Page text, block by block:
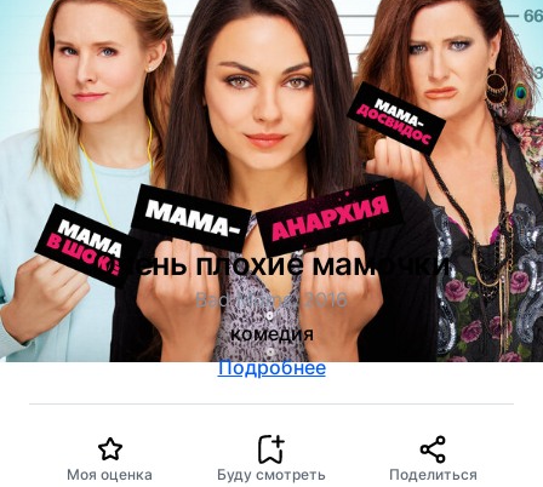
Очень плохие мамочки
Bad Moms, 2016
комедия
Подробнее
Моя оценка Буду смотреть Поделиться